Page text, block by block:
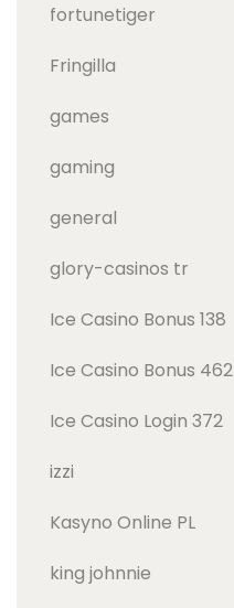
fortunetiger
Fringilla
games
gaming
general
glory-casinos tr
Ice Casino Bonus 138
Ice Casino Bonus 462
Ice Casino Login 372
izzi
Kasyno Online PL
king johnnie